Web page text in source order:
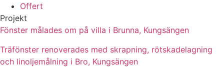
Offert
Projekt
Fönster målades om på villa i Brunna, Kungsängen
Träfönster renoverades med skrapning, rötskadelagning
och linoljemålning i Bro, Kungsängen